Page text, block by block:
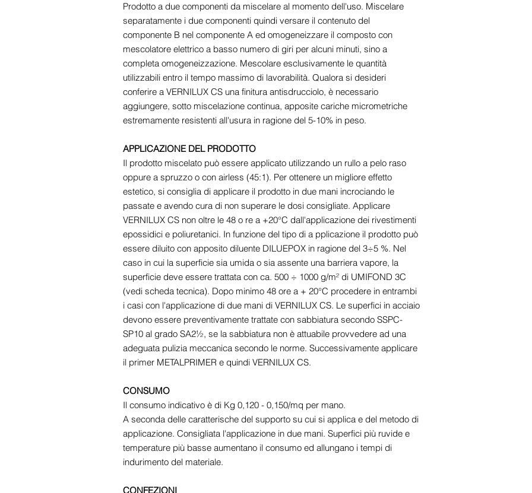
Prodotto a due componenti da miscelare al momento dell'uso. Miscelare
separatamente i due componenti quindi versare il contenuto del
componente B nel componente A ed omogeneizzare il composto con
mescolatore elettrico a basso numero di giri per alcuni minuti, sino a
completa omogeneizzazione. Mescolare esclusivamente le quantità
utilizzabili entro il tempo massimo di lavorabilità. Qualora si desideri
conferire a VERNILUX CS una finitura antisdrucciolo, è necessario
aggiungere, sotto miscelazione continua, apposite cariche micrometriche
estremamente resistenti all'usura in ragione del 5-10% in peso.
APPLICAZIONE DEL PRODOTTO
Il prodotto miscelato può essere applicato utilizzando un rullo a pelo raso
oppure a spruzzo o con airless (45:1). Per ottenere un migliore effetto
estetico, si consiglia di applicare il prodotto in due mani incrociando le
passate e avendo cura di non superare le dosi consigliate. Applicare
VERNILUX CS non oltre le 48 o re a +20°C dall'applicazione dei rivestimenti
epossidici e poliuretanici. In funzione del tipo di a pplicazione il prodotto può
essere diluito con apposito diluente DILUEPOX in ragione del 3÷5 %. Nel
caso in cui la superficie sia umida o sia assente una barriera vapore, la
superficie deve essere trattata con ca. 500 ÷ 1000 g/m² di UMIFOND 3C
(vedi scheda tecnica). Dopo minimo 48 ore a + 20°C procedere in entrambi
i casi con l'applicazione di due mani di VERNILUX CS. Le superfici in acciaio
devono essere preventivamente trattate con sabbiatura secondo SSPC-
SP10 al grado SA2½, se la sabbiatura non è attuabile provvedere ad una
adeguata pulizia meccanica secondo le norme. Successivamente applicare
il primer METALPRIMER e quindi VERNILUX CS.
CONSUMO
Il consumo indicativo è di Kg 0,120 - 0,150/mq per mano.
A seconda delle caratterische del supporto su cui si applica e del metodo di
applicazione. Consigliata l'applicazione in due mani. Superfici più ruvide e
temperature più basse aumentano il consumo ed allungano i tempi di
indurimento del materiale.
CONFEZIONI